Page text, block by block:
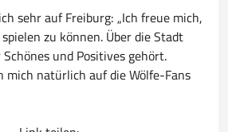
sehr auf Freiburg: „Ich freue mich,
zu können. Über die Stadt
und Positives gehört.
mich natürlich auf die Wölfe-Fans